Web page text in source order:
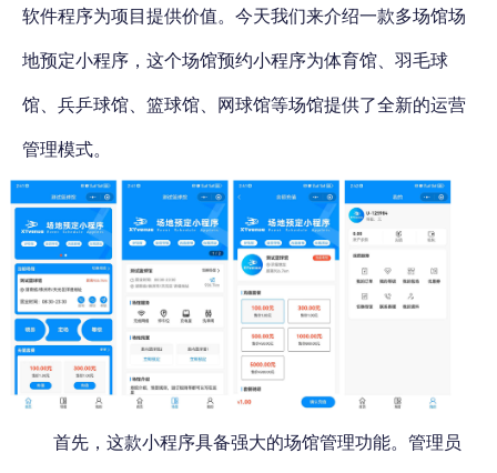
软件程序为项目提供价值。今天我们来介绍一款多场馆场
地预定小程序，这个场馆预约小程序为体育馆、羽毛球
馆、兵乒球馆、篮球馆、网球馆等场馆提供了全新的运营
管理模式。
首先， 这款小程序具备强大的场馆管理功能。 管理员